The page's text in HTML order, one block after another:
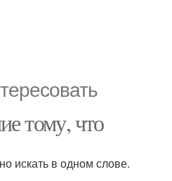
тому, что
искать в одном слове.